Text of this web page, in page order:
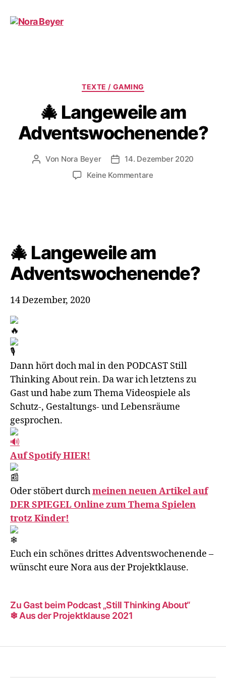
Kategorien
TEXTE / GAMING
🎄 Langeweile am
Adventswochenende?
Beitragsautor
Von Nora Beyer Beitragsdatum
14. Dezember 2020
Keine Kommentarezu
🎄 Langeweile am
Adventswochenende?
14 Dezember, 2020
Dann hört doch mal in den PODCAST Still
Thinking About rein. Da war ich letztens zu
Gast und habe zum Thema Videospiele als
Schutz-, Gestaltungs- und Lebensräume
gesprochen.
Auf Spotify HIER!
Oder stöbert durchmeinen neuen Artikel auf
DER SPIEGEL Online zum Thema Spielen
trotz Kinder!
Euch ein schönes drittes Adventswochenende –
wünscht eure Nora aus der Projektklause.
Zu Gast beim Podcast „Still Thinking About“
❄ Aus der Projektklause 2021